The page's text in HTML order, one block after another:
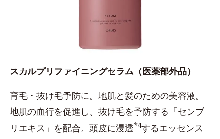
スカルプリファイニングセラム（医薬部外品）
育毛・抜け毛予防に。地肌と髪のための美容液。
地肌の血行を促進し、抜け毛を予防する「センブ
リエキス」を配合。頭皮に浸透*4するエッセンス